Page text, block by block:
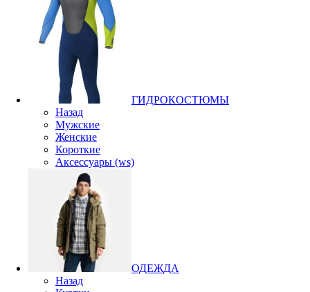
ГИДРОКОСТЮМЫ
Назад
Мужские
Женские
Короткие
Аксессуары (ws)
ОДЕЖДА
Назад